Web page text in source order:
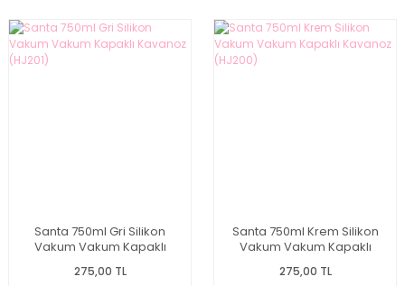
Santa 750ml Gri Silikon
Vakum Vakum Kapaklı
275,00 TL
Santa 750ml Krem Silikon
Vakum Vakum Kapaklı
275,00 TL